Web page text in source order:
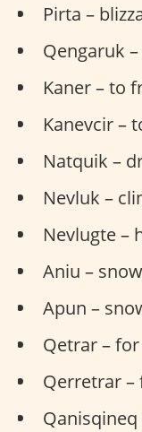
Pirta –
Qengaruk
Kaner – to
Kanevcir –
Natquik –
Nevluk –
Nevlugte –
Aniu –
Apun –
Qetrar –
Qerretrar